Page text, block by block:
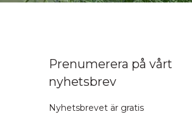
Prenumerera på vårt
nyhetsbrev
Nyhetsbrevet är gratis